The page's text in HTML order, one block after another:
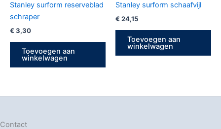
Stanley surform reserveblad
schraper
€ 3,30
Toevoegen aan
winkelwagen
Stanley surform schaafvijl
€ 24,15
Toevoegen aan
winkelwagen
Contact